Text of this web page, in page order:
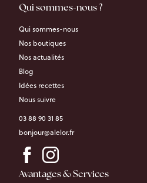
Qui sommes-nous ?
Qui sommes-nous
Nos boutiques
Nos actualités
Blog
Idées recettes
Nous suivre
03 88 90 31 85
bonjour@alelor.fr
Avantages & Services